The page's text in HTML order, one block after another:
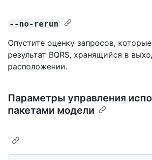
--no-rerun
Опустите оценку запросов,
результат BQRS, хранящийся в
расположении.
Параметры управления
пакетами модели